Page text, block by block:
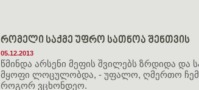
რომელი საქმე უფრო სათნოა შენთვის
05.12.2013
წმინდა არსენი მეფის შვილებს ზრდიდა და
მყოფი ლოცულობდა, - უფალო, ღმერთო
როგორ ვცხონდეო.